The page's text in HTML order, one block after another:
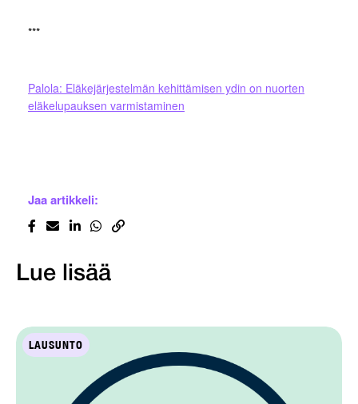
***
Palola: Eläkejärjestelmän kehittämisen ydin on nuorten
eläkelupauksen varmistaminen
Jaa artikkeli:
Lue lisää
LAUSUNTO